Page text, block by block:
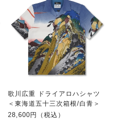
歌川広重 ドライアロハシャツ
＜東海道五十三次箱根/白青＞
28,600円（税込）